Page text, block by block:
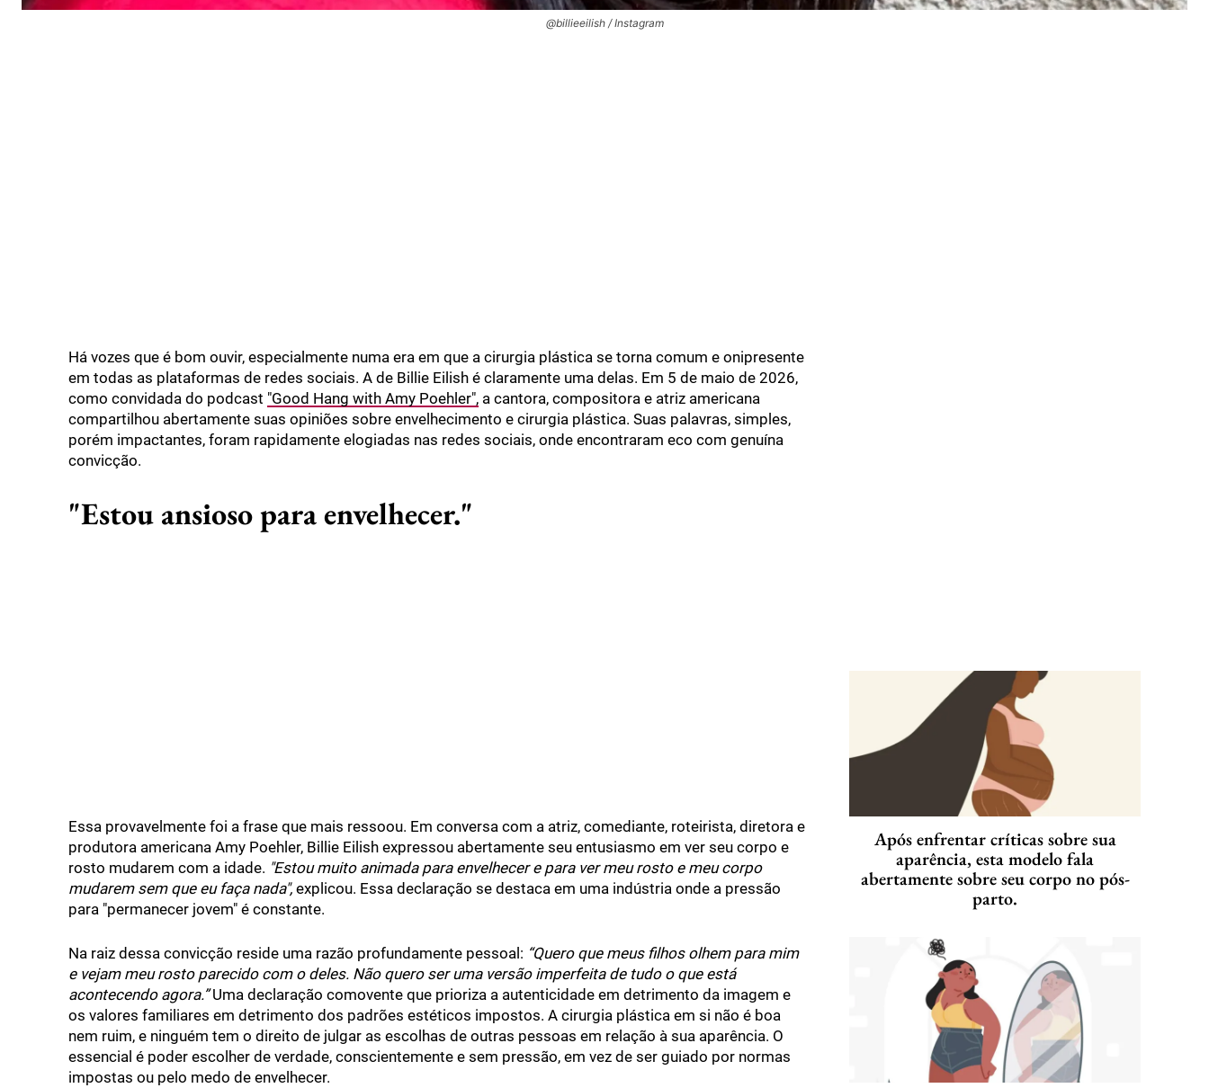
@billieeilish / Instagram
Há vozes que é bom ouvir, especialmente numa era em que a cirurgia plástica se torna comum e onipresente
em todas as plataformas de redes sociais. A de Billie Eilish é claramente uma delas. Em 5 de maio de 2026,
como convidada do podcast "Good Hang with Amy Poehler", a cantora, compositora e atriz americana
compartilhou abertamente suas opiniões sobre envelhecimento e cirurgia plástica. Suas palavras, simples,
porém impactantes, foram rapidamente elogiadas nas redes sociais, onde encontraram eco com genuína
convicção.
"Estou ansioso para envelhecer."
Essa provavelmente foi a frase que mais ressoou. Em conversa com a atriz, comediante, roteirista, diretora e
produtora americana Amy Poehler, Billie Eilish expressou abertamente seu entusiasmo em ver seu corpo e
rosto mudarem com a idade. "Estou muito animada para envelhecer e para ver meu rosto e meu corpo
mudarem sem que eu faça nada", explicou. Essa declaração se destaca em uma indústria onde a pressão
para "permanecer jovem" é constante.
Na raiz dessa convicção reside uma razão profundamente pessoal: “Quero que meus filhos olhem para mim
e vejam meu rosto parecido com o deles. Não quero ser uma versão imperfeita de tudo o que está
acontecendo agora.”Uma declaração comovente que prioriza a autenticidade em detrimento da imagem e
os valores familiares em detrimento dos padrões estéticos impostos. A cirurgia plástica em si não é boa
nem ruim, e ninguém tem o direito de julgar as escolhas de outras pessoas em relação à sua aparência. O
essencial é poder escolher de verdade, conscientemente e sem pressão, em vez de ser guiado por normas
impostas ou pelo medo de envelhecer.
Após enfrentar críticas sobre sua
aparência, esta modelo fala
abertamente sobre seu corpo no pós-
parto.